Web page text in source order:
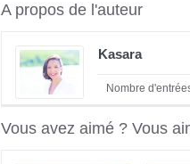
A propos de l'auteur
Kasara
Nombre
Vous avez aimé ? Vous